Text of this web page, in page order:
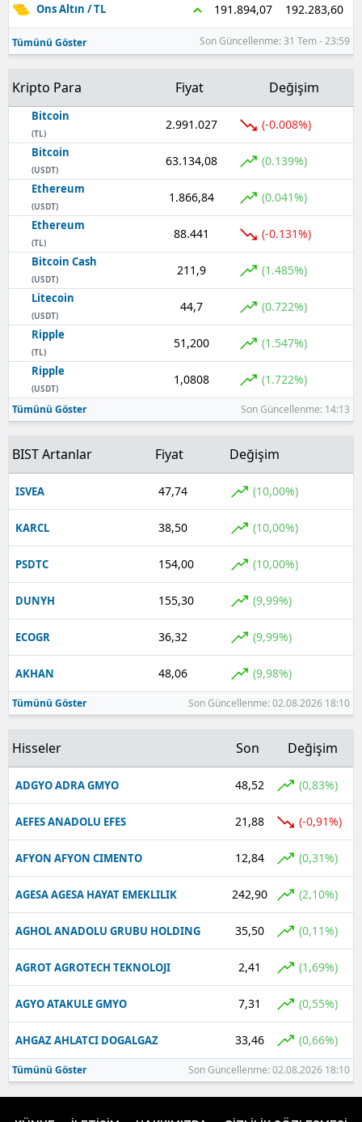
Ons Altın / TL 191.894,07 192.283,60
Tümünü Göster Son Güncellenme: 31 Tem - 23:59
Kripto Para Fiyat Değişim
Bitcoin
(TL)
2.991.027 (-0.008%)
Bitcoin
(USDT)
63.134,08 (0.139%)
Ethereum
(USDT)
1.866,84 (0.041%)
Ethereum
(TL)
88.441 (-0.131%)
Bitcoin Cash
(USDT)
211,9 (1.485%)
Litecoin
(USDT)
44,7 (0.722%)
Ripple
(TL)
51,200 (1.547%)
Ripple
(USDT)
1,0808 (1.722%)
Tümünü Göster Son Güncellenme: 14:13
BIST Artanlar Fiyat Değişim
ISVEA 47,74 (10,00%)
KARCL 38,50 (10,00%)
PSDTC 154,00 (10,00%)
DUNYH 155,30 (9,99%)
ECOGR 36,32 (9,99%)
AKHAN 48,06 (9,98%)
Tümünü Göster Son Güncellenme: 02.08.2026 18:10
Hisseler Son Değişim
ADGYO ADRA GMYO 48,52 (0,83%)
AEFES ANADOLU EFES 21,88 (-0,91%)
AFYON AFYON CIMENTO 12,84 (0,31%)
AGESA AGESA HAYAT EMEKLILIK 242,90 (2,10%)
AGHOL ANADOLU GRUBU HOLDING 35,50 (0,11%)
AGROT AGROTECH TEKNOLOJI 2,41 (1,69%)
AGYO ATAKULE GMYO 7,31 (0,55%)
AHGAZ AHLATCI DOGALGAZ 33,46 (0,66%)
Tümünü Göster Son Güncellenme: 02.08.2026 18:10